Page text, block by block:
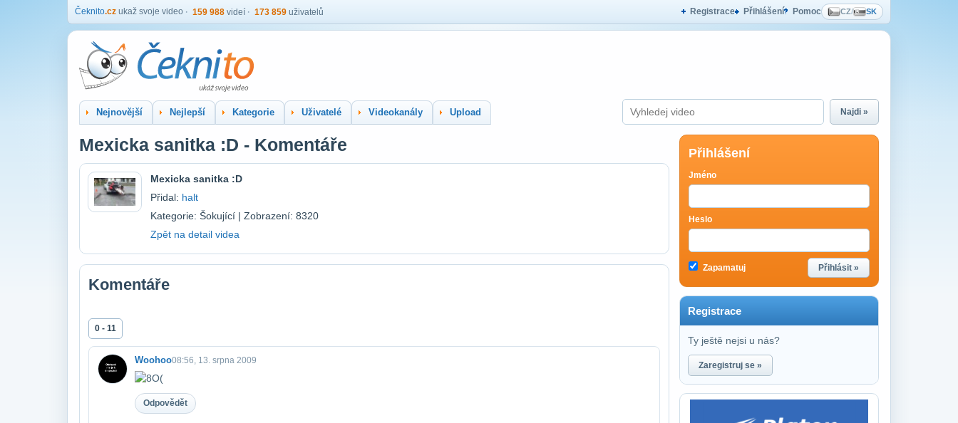
Čeknito.cz ukaž svoje video 159 988 videí 173 859 uživatelů Registrace Přihlášení Pomoc CZ/ SK
Nejnovější Nejlepší Kategorie Uživatelé Videokanály Upload Najdi »
Mexicka sanitka :D - Komentáře
Mexicka sanitka :D
Přidal: halt
Kategorie: Šokující | Zobrazení: 8320
Zpět na detail videa
Komentáře
0 - 11
Woohoo08:56, 13. srpna 2009
Odpovědět
Přihlášení
Jméno
Heslo
Zapamatuj Přihlásit »
Registrace
Ty ještě nejsi u nás?
Zaregistruj se »